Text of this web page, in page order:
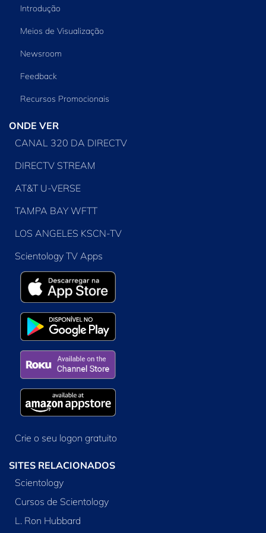
Introdução
Meios de Visualização
Newsroom
Feedback
Recursos Promocionais
ONDE VER
CANAL 320 DA DIRECTV
DIRECTV STREAM
AT&T U-VERSE
TAMPA BAY WFTT
LOS ANGELES KSCN-TV
Scientology TV Apps
Crie o seu logon gratuito
SITES RELACIONADOS
Scientology
Cursos de Scientology
L. Ron Hubbard